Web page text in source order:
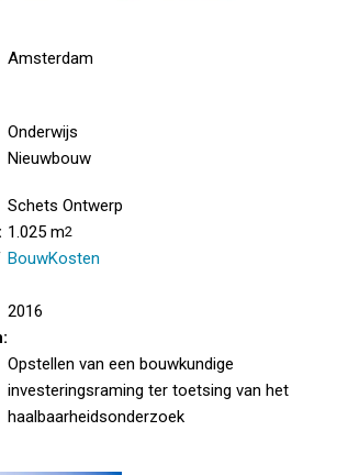
Amsterdam
Onderwijs
Nieuwbouw
Schets Ontwerp
1.025 m2
BouwKosten
2016
Opstellen van een bouwkundige
investeringsraming ter toetsing van het
haalbaarheidsonderzoek